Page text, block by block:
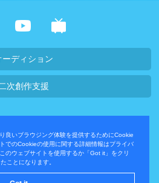
良いブラウジング体験を提供するためにCookie
でのCookieの使用に関する詳細情報はプライバ
のウェブサイトを使用するか「Got it」をクリ
ことになります。
ーディション
二次創作支援
リシー
お問い合わせ